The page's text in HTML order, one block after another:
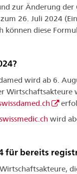
zur Änderung der
26. Juli 2024
können diese
wird ab 6.
Wirtschaftsakteure
wird
für bereits